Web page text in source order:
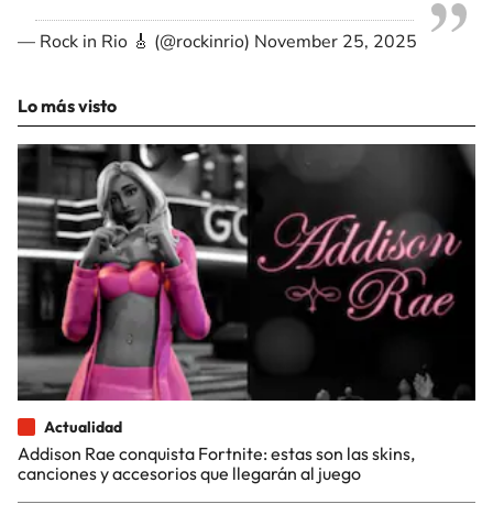
— Rock in Rio 🎸 (@rockinrio) November 25, 2025
Lo más visto
Actualidad
Addison Rae conquista Fortnite: estas son las skins,
canciones y accesorios que llegarán al juego